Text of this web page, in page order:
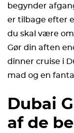
begynder
er tilbage efter
du skal være
Gør din aften
dinner cruise i
mad og en
Dubai
af de